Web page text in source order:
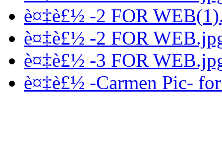
è¤‡è£½ -2 FOR
è¤‡è£½ -2 FOR
è¤‡è£½ -3 FOR
è¤‡è£½ -Carmen Pic-